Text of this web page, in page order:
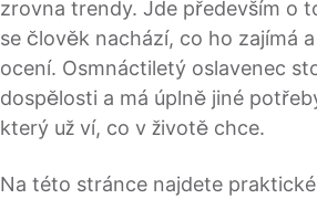
zrovna trendy. Jde především o
se člověk nachází, co ho zajímá
ocení. Osmnáctiletý oslavenec
dospělosti a má úplně jiné
který už ví, co v životě chce.
Na této stránce najdete